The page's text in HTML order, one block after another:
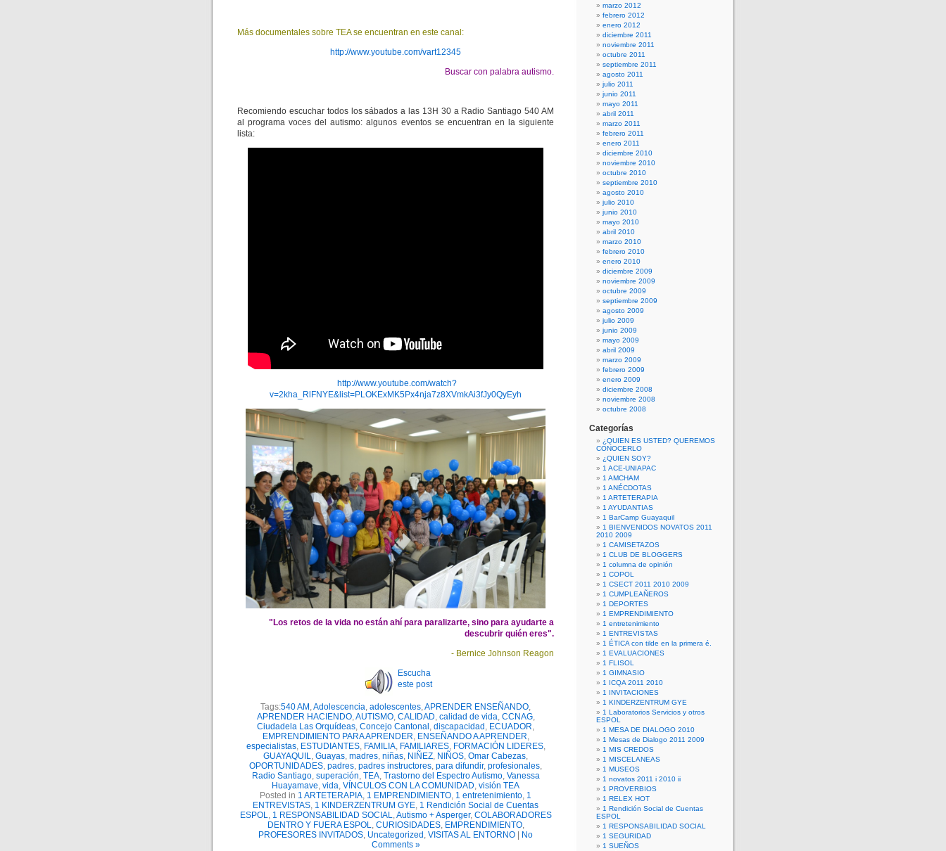
Más documentales sobre TEA se encuentran en este canal:
http://www.youtube.com/vart12345
Buscar con palabra autismo.
Recomiendo escuchar todos los sábados a las 13H 30 a Radio Santiago 540 AM
al programa voces del autismo: algunos eventos se encuentran en la siguiente
lista:
http://www.youtube.com/watch?
v=2kha_RlFNYE&list=PLOKExMK5Px4nja7z8XVmkAi3fJy0QyEyh
"Los retos de la vida no están ahí para paralizarte, sino para ayudarte a
descubrir quién eres".
- Bernice Johnson Reagon
Escucha
este post
Tags:540 AM ,Adolescencia, adolescentes,APRENDER ENSEÑANDO,
APRENDER HACIENDO,AUTISMO, CALIDAD, calidad de vida, CCNAG,
Ciudadela Las Orquídeas, Concejo Cantonal , discapacidad , ECUADOR,
EMPRENDIMIENTO PARA APRENDER, ENSEÑANDO A APRENDER,
especialistas, ESTUDIANTES, FAMILIA, FAMILIARES, FORMACIÓN LIDERES,
GUAYAQUIL, Guayas, madres, niñas, NIÑEZ, NIÑOS, Omar Cabezas,
OPORTUNIDADES, padres, padres instructores, para difundir, profesionales,
Radio Santiago, superación, TEA, Trastorno del Espectro Autismo, Vanessa
Huayamave, vida, VÍNCULOS CON LA COMUNIDAD, visión TEA
Posted in 1 ARTETERAPIA, 1 EMPRENDIMIENTO, 1 entretenimiento, 1
ENTREVISTAS, 1 KINDERZENTRUM GYE, 1 Rendición Social de Cuentas
ESPOL, 1 RESPONSABILIDAD SOCIAL,Autismo + Asperger, COLABORADORES
DENTRO Y FUERA ESPOL, CURIOSIDADES, EMPRENDIMIENTO,
PROFESORES INVITADOS, Uncategorized , VISITAS AL ENTORNO
No
Comments »
marzo 2012
febrero 2012
enero 2012
diciembre 2011
noviembre 2011
octubre 2011
septiembre 2011
agosto 2011
julio 2011
junio 2011
mayo 2011
abril 2011
marzo 2011
febrero 2011
enero 2011
diciembre 2010
noviembre 2010
octubre 2010
septiembre 2010
agosto 2010
julio 2010
junio 2010
mayo 2010
abril 2010
marzo 2010
febrero 2010
enero 2010
diciembre 2009
noviembre 2009
octubre 2009
septiembre 2009
agosto 2009
julio 2009
junio 2009
mayo 2009
abril 2009
marzo 2009
febrero 2009
enero 2009
diciembre 2008
noviembre 2008
octubre 2008
Categorías
¿QUIEN ES USTED? QUEREMOS
CONOCERLO
¿QUIEN SOY?
1 ACE-UNIAPAC
1 AMCHAM
1 ANÉCDOTAS
1 ARTETERAPIA
1 AYUDANTIAS
1 BarCamp Guayaquil
1 BIENVENIDOS NOVATOS 2011
2010 2009
1 CAMISETAZOS
1 CLUB DE BLOGGERS
1 columna de opinión
1 COPOL
1 CSECT 2011 2010 2009
1 CUMPLEAÑEROS
1 DEPORTES
1 EMPRENDIMIENTO
1 entretenimiento
1 ENTREVISTAS
1 ÉTICA con tilde en la primera é.
1 EVALUACIONES
1 FLISOL
1 GIMNASIO
1 ICQA 2011 2010
1 INVITACIONES
1 KINDERZENTRUM GYE
1 Laboratorios Servicios y otros
ESPOL
1 MESA DE DIALOGO 2010
1 Mesas de Dialogo 2011 2009
1 MIS CREDOS
1 MISCELANEAS
1 MUSEOS
1 novatos 2011 i 2010 ii
1 PROVERBIOS
1 RELEX HOT
1 Rendición Social de Cuentas
ESPOL
1 RESPONSABILIDAD SOCIAL
1 SEGURIDAD
1 SUEÑOS